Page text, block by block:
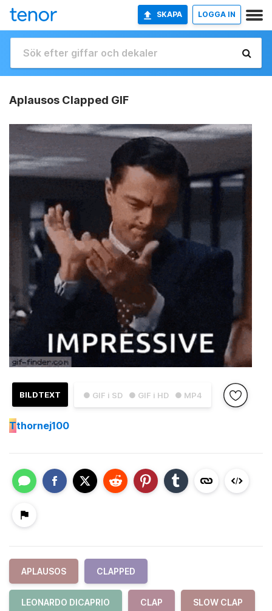
SKAPA LOGGA IN
Aplausos Clapped GIF
● GIF i SD ● GIF i HD ● MP4
BILDTEXT
Tthornej100
APLAUSOS CLAPPED
LEONARDO DICAPRIO CLAP SLOW CLAP